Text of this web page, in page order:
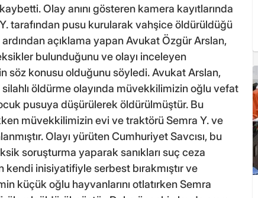
Olay anını gösteren kamera kayıtlarında
tarafından pusu kurularak vahşice öldürüldüğü
ardından açıklama yapan Avukat Özgür Arslan,
bulunduğunu ve olayı inceleyen
söz konusu olduğunu söyledi. Avukat Arslan,
öldürme olayında müvekkilimizin oğlu vefat
pusuya düşürülerek öldürülmüştür. Bu
müvekkilimizin evi ve traktörü Semra Y. ve
Olayı yürüten Cumhuriyet Savcısı, bu
soruşturma yaparak sanıkları suç ceza
inisiyatifiyle serbest bırakmıştır ve
küçük oğlu hayvanlarını otlatırken Semra